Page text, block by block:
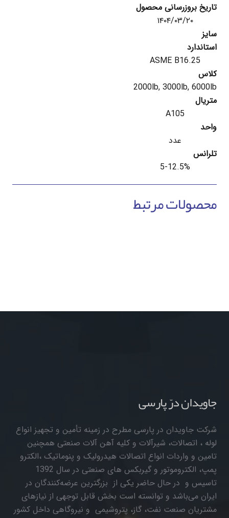
تاریخ بروزرسانی محصول
۱۴۰۴/۰۳/۲۰
سایز
استاندارد
ASME B16.25
کلاس
2000lb, 3000lb, 6000lb
متریال
A105
واحد
عدد
تلرانس
5-12.5%
محصولات مرتبط
جاویدان درّ پارسی
شرکت جاویدان در پارسی مطرح در زمینه تأمین و تجهیز انواع
لوله ، اتصالات، شیرآلات و کلیه آهن آلات صنعتی همچنین
تامین و واردات انواع اتصالات هیدرولیک و پنوماتیک ،الکترو
پمپ، الکتروموتور و گیربکس های صنعتی در سال 1392
تاسیس و در حال حاضر یکی از بزرگترین عرضه‌کنندگان در
ایران می‌باشد و توانسته است بخش قابل توجهی از نیازهای
مشتریان صنعت نفت، گاز، پتروشیمی و نیروگاهی داخل کشور